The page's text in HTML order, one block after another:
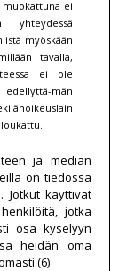
muokattuna ei
yhteydessä
myöskään
tavalla,
ei ole
män
ja median
on tiedossa
Jotkut käyttivät
jotka
osa kyselyyn
heidän oma